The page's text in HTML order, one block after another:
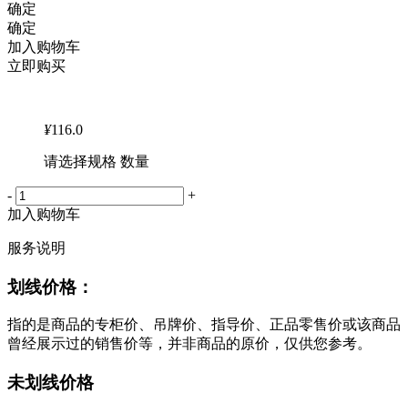
确定
确定
加入购物车
立即购买
¥116.0
请选择规格 数量
-
+
加入购物车
服务说明
划线价格：
指的是商品的专柜价、吊牌价、指导价、正品零售价或该商品
曾经展示过的销售价等，并非商品的原价，仅供您参考。
未划线价格